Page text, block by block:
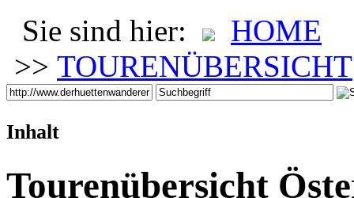
Sie sind hier:
HOME
>> TOURENÜBERSICHT
Inhalt
Tourenübersicht